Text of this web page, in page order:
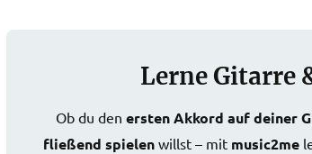
Lerne Gitarre
Ob du den ersten Akkord auf deiner
fließend spielenwillst – mit music2me